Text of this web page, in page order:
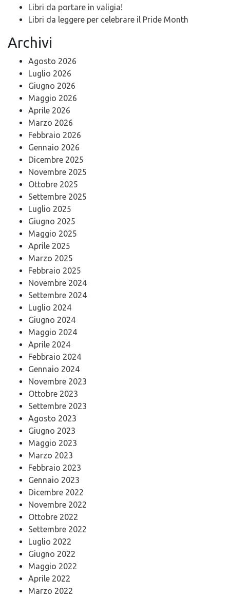
Libri da portare in valigia!
Libri da leggere per celebrare il Pride Month
Archivi
Agosto 2026
Luglio 2026
Giugno 2026
Maggio 2026
Aprile 2026
Marzo 2026
Febbraio 2026
Gennaio 2026
Dicembre 2025
Novembre 2025
Ottobre 2025
Settembre 2025
Luglio 2025
Giugno 2025
Maggio 2025
Aprile 2025
Marzo 2025
Febbraio 2025
Novembre 2024
Settembre 2024
Luglio 2024
Giugno 2024
Maggio 2024
Aprile 2024
Febbraio 2024
Gennaio 2024
Novembre 2023
Ottobre 2023
Settembre 2023
Agosto 2023
Giugno 2023
Maggio 2023
Marzo 2023
Febbraio 2023
Gennaio 2023
Dicembre 2022
Novembre 2022
Ottobre 2022
Settembre 2022
Luglio 2022
Giugno 2022
Maggio 2022
Aprile 2022
Marzo 2022